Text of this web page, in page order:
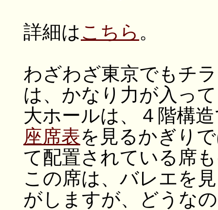
詳細はこちら 。
わざわざ東京でもチ
は、かなり力が入っ
大ホールは、４階構
座席表を見るかぎり
て配置されている席
この席は、バレエを
がしますが、どうな